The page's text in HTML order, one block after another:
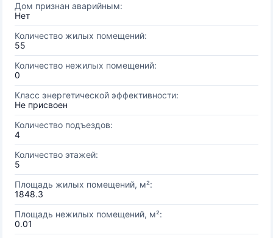
Дом признан аварийным:
Нет
Количество жилых помещений:
55
Количество нежилых помещений:
0
Класс энергетической эффективности:
Не присвоен
Количество подъездов:
4
Количество этажей:
5
Площадь жилых помещений, м²:
1848.3
Площадь нежилых помещений, м²:
0.01